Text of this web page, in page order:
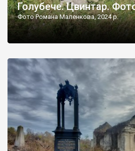
Голубече. Цвинтар.
Фото Романа Маленкова, 2024 р.